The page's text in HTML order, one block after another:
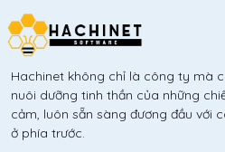
Hachinet không chỉ là công ty mà
nuôi dưỡng tinh thần của những
cảm, luôn sẵn sàng đương đầu với
ở phía trước.